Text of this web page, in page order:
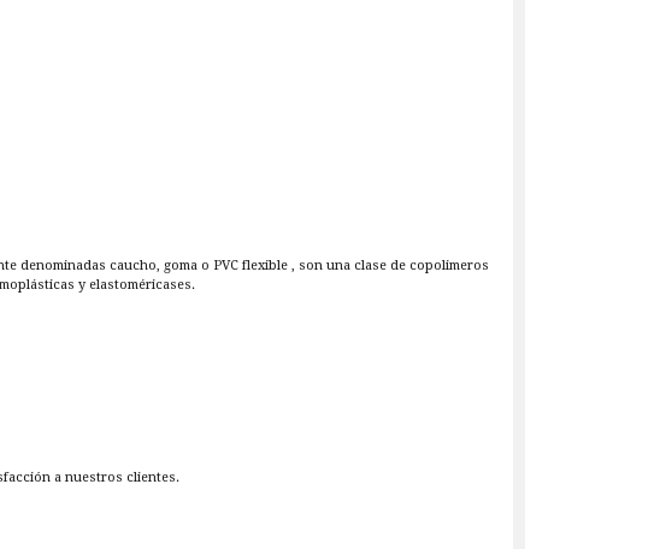
denominadas caucho, goma o PVC flexible , son una clase de copolimeros
y elastoméricases.
a nuestros clientes.